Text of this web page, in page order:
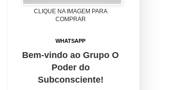
CLIQUE NA IMAGEM PARA
COMPRAR
WHATSAPP
Bem-vindo ao Grupo O
Poder do
Subconsciente!